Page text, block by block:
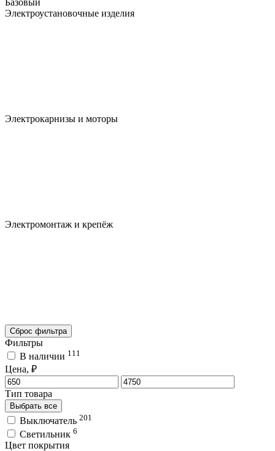
Электроустановочные изделия
Электрокарнизы и моторы
Электромонтаж и крепёж
Сброс фильтра
Фильтры
В наличии 111
Цена, ₽
Тип товара
Выбрать все
Выключатель 201
Светильник 6
Цвет покрытия